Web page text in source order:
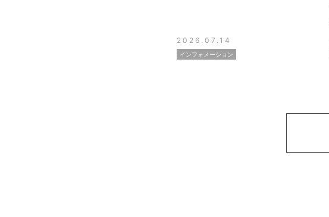
2026.07.14
インフォメーション